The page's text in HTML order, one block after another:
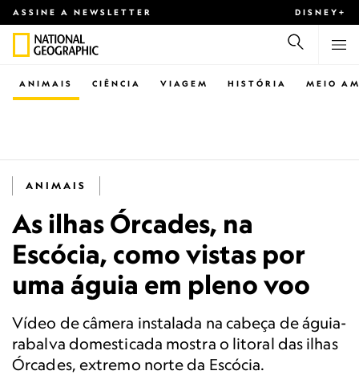
ASSINE A NEWSLETTER DISNEY+
CIÊNCIA VIAGEM
ANIMAIS HISTÓRIA MEIO
ANIMAIS
As ilhas Órcades, na
Escócia, como vistas por
uma águia em pleno voo
Vídeo de câmera instalada na cabeça de águia-
rabalva domesticada mostra o litoral das ilhas
Órcades, extremo norte da Escócia.